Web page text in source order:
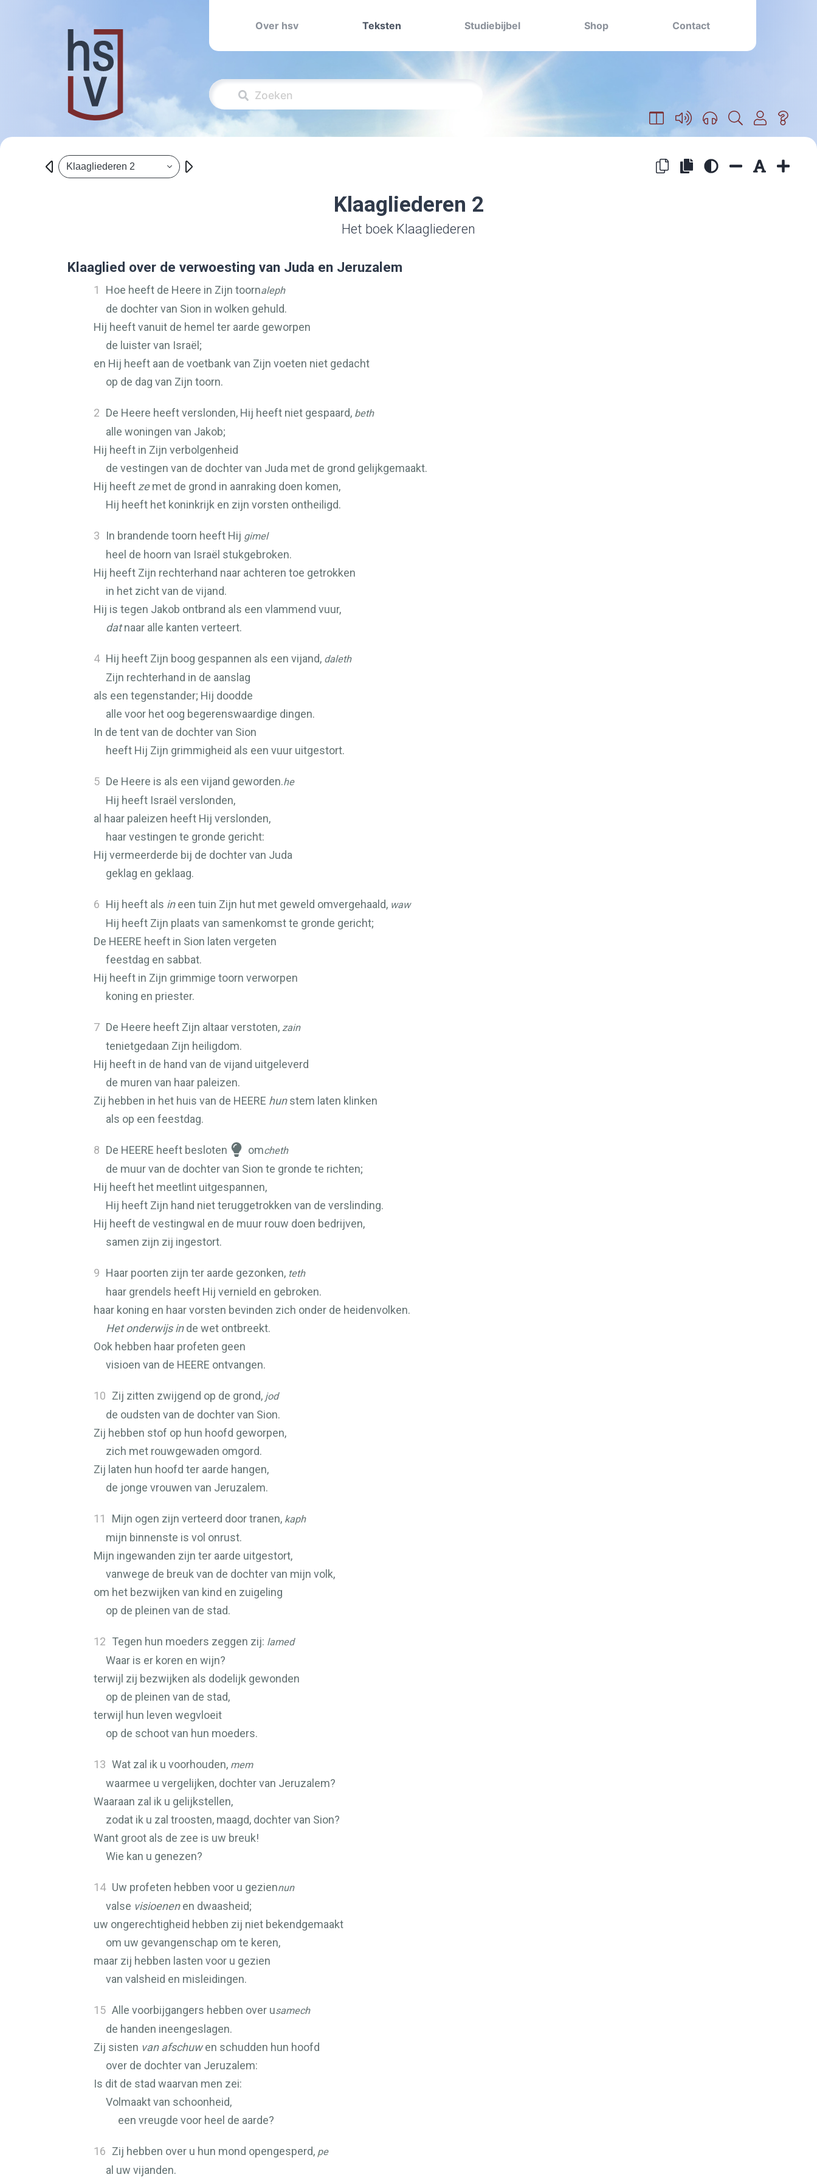
Over hsv Teksten Studiebijbel Shop Contact
Klaagliederen 2
Klaagliederen 2
Het boek Klaagliederen
Klaaglied over de verwoesting van Juda en Jeruzalem
1 Hoe heeft de Heere in Zijn toornaleph
de dochter van Sion in wolken gehuld.
Hij heeft vanuit de hemel ter aarde geworpen
de luister van Israël;
en Hij heeft aan de voetbank van Zijn voeten niet gedacht
op de dag van Zijn toorn.
2 De Heere heeft verslonden, Hij heeft niet gespaard, beth
alle woningen van Jakob;
Hij heeft in Zijn verbolgenheid
de vestingen van de dochter van Juda met de grond gelijkgemaakt.
Hij heeft zemet de grond in aanraking doen komen,
Hij heeft het koninkrijk en zijn vorsten ontheiligd.
3 In brandende toorn heeft Hij gimel
heel de hoorn van Israël stukgebroken.
Hij heeft Zijn rechterhand naar achteren toe getrokken
in het zicht van de vijand.
Hij is tegen Jakob ontbrand als een vlammend vuur,
datnaar alle kanten verteert.
4 Hij heeft Zijn boog gespannen als een vijand, daleth
Zijn rechterhand in de aanslag
als een tegenstander; Hij doodde
alle voor het oog begerenswaardige dingen.
In de tent van de dochter van Sion
heeft Hij Zijn grimmigheid als een vuur uitgestort.
5 De Heere is als een vijand geworden.he
Hij heeft Israël verslonden,
al haar paleizen heeft Hij verslonden,
haar vestingen te gronde gericht:
Hij vermeerderde bij de dochter van Juda
geklag en geklaag.
6 Hij heeft als ineen tuin Zijn hut met geweld omvergehaald, waw
Hij heeft Zijn plaats van samenkomst te gronde gericht;
De HEERE heeft in Sion laten vergeten
feestdag en sabbat.
Hij heeft in Zijn grimmige toorn verworpen
koning en priester.
7 De Heere heeft Zijn altaar verstoten, zain
tenietgedaan Zijn heiligdom.
Hij heeft in de hand van de vijand uitgeleverd
de muren van haar paleizen.
Zij hebben in het huis van de HEERE hunstem laten klinken
als op een feestdag.
8 De HEERE heeft besloten omcheth
de muur van de dochter van Sion te gronde te richten;
Hij heeft het meetlint uitgespannen,
Hij heeft Zijn hand niet teruggetrokken van de verslinding.
Hij heeft de vestingwal en de muur rouw doen bedrijven,
samen zijn zij ingestort.
9 Haar poorten zijn ter aarde gezonken, teth
haar grendels heeft Hij vernield en gebroken.
haar koning en haar vorsten bevinden zich onder de heidenvolken.
Het onderwijs inde wet ontbreekt.
Ook hebben haar profeten geen
visioen van de HEERE ontvangen.
10 Zij zitten zwijgend op de grond, jod
de oudsten van de dochter van Sion.
Zij hebben stof op hun hoofd geworpen,
zich met rouwgewaden omgord.
Zij laten hun hoofd ter aarde hangen,
de jonge vrouwen van Jeruzalem.
11 Mijn ogen zijn verteerd door tranen, kaph
mijn binnenste is vol onrust.
Mijn ingewanden zijn ter aarde uitgestort,
vanwege de breuk van de dochter van mijn volk,
om het bezwijken van kind en zuigeling
op de pleinen van de stad.
12 Tegen hun moeders zeggen zij: lamed
Waar is er koren en wijn?
terwijl zij bezwijken als dodelijk gewonden
op de pleinen van de stad,
terwijl hun leven wegvloeit
op de schoot van hun moeders.
13 Wat zal ik u voorhouden, mem
waarmee u vergelijken, dochter van Jeruzalem?
Waaraan zal ik u gelijkstellen,
zodat ik u zal troosten, maagd, dochter van Sion?
Want groot als de zee is uw breuk!
Wie kan u genezen?
14 Uw profeten hebben voor u geziennun
valse visioenenen dwaasheid;
uw ongerechtigheid hebben zij niet bekendgemaakt
om uw gevangenschap om te keren,
maar zij hebben lasten voor u gezien
van valsheid en misleidingen.
15 Alle voorbijgangers hebben over usamech
de handen ineengeslagen.
Zij sisten van afschuwen schudden hun hoofd
over de dochter van Jeruzalem:
Is dit de stad waarvan men zei:
Volmaakt van schoonheid,
een vreugde voor heel de aarde?
16 Zij hebben over u hun mond opengesperd, pe
al uw vijanden.